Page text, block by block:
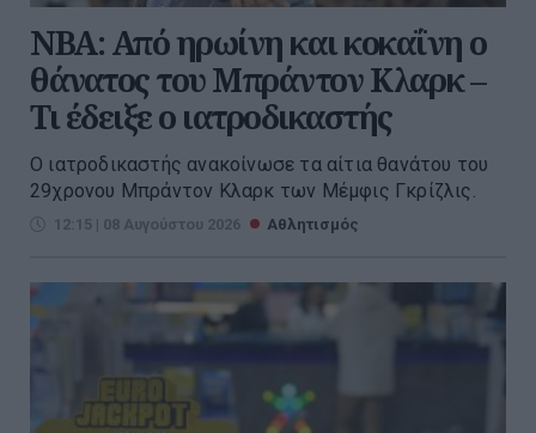
NBA: Από ηρωίνη και κοκαΐνη ο
θάνατος του Μπράντον Κλαρκ –
Τι έδειξε ο ιατροδικαστής
Ο ιατροδικαστής ανακοίνωσε τα αίτια θανάτου του
29χρονου Μπράντον Κλαρκ των Μέμφις Γκρίζλις.
12:15 | 08 Αυγούστου 2026 Αθλητισμός